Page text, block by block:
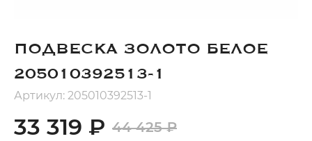
ПОДВЕСКА ЗОЛОТО БЕЛОЕ
205010392513-1
Артикул: 205010392513-1
33 319 ₽ 44 425 ₽
Получайте товар
выбранный способом
списыватьсяс вашей карты